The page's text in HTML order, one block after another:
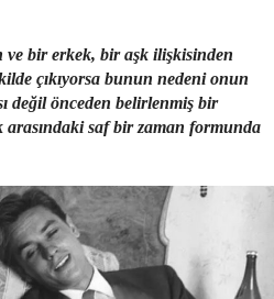
ve bir erkek, bir aşk ilişkisinden
çıkıyorsa bunun nedeni onun
değil önceden belirlenmiş bir
arasındaki saf bir zaman formunda